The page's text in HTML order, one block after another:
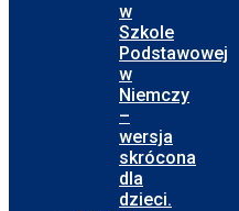
w
Szkole
Podstawowej
w
Niemczy
–
wersja
skrócona
dla
dzieci.